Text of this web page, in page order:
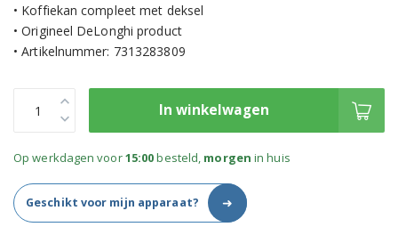
• Koffiekan compleet met deksel
• Origineel DeLonghi product
• Artikelnummer: 7313283809
In winkelwagen
Op werkdagen voor15:00besteld, morgen in huis
Geschikt voor mijn apparaat? ➜